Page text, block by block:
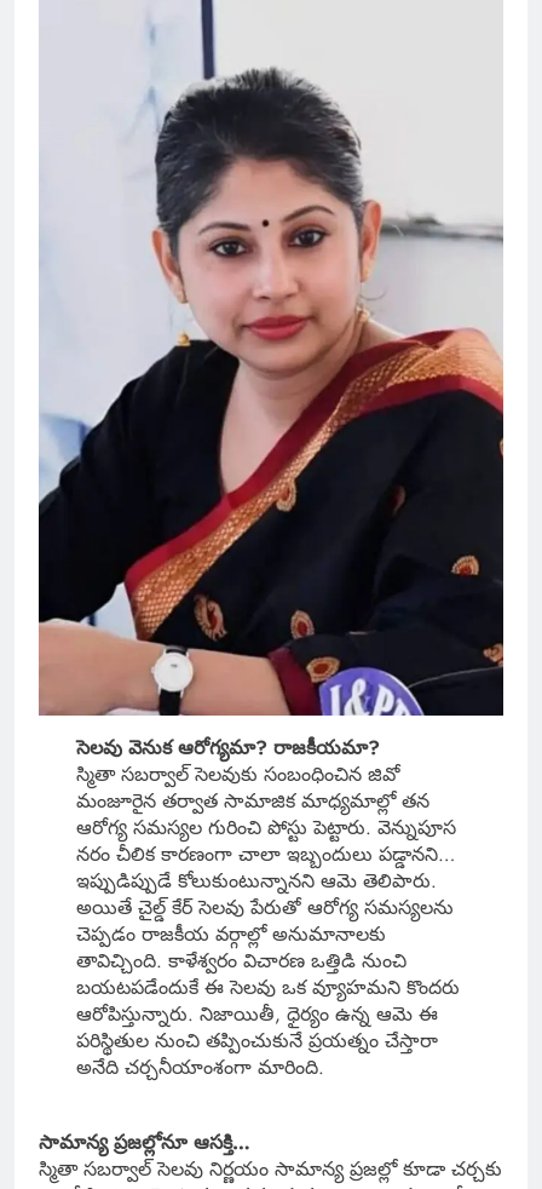
సెలవు వెనుక ఆరోగ్యమా? రాజకీయమా?
స్మితా సబర్వాల్ సెలవుకు సంబంధించిన జివో
మంజూరైన తర్వాత సామాజిక మాధ్యమాల్లో తన
ఆరోగ్య సమస్యల గురించి పోస్టు పెట్టారు. వెన్నుపూస
నరం చీలిక కారణంగా చాలా ఇబ్బందులు పడ్డానని…
ఇప్పుడిప్పుడే కోలుకుంటున్నానని ఆమె తెలిపారు.
అయితే చైల్డ్ కేర్ సెలవు పేరుతో ఆరోగ్య సమస్యలను
చెప్పడం రాజకీయ వర్గాల్లో అనుమానాలకు
తావిచ్చింది. కాళేశ్వరం విచారణ ఒత్తిడి నుంచి
బయటపడేందుకే ఈ సెలవు ఒక వ్యూహమని కొందరు
ఆరోపిస్తున్నారు. నిజాయితీ, ధైర్యం ఉన్న ఆమె ఈ
పరిస్థితుల నుంచి తప్పించుకునే ప్రయత్నం చేస్తారా
అనేది చర్చనీయాంశంగా మారింది.
సామాన్య ప్రజల్లోనూ ఆసక్తి…
స్మితా సబర్వాల్ సెలవు నిర్ణయం సామాన్య ప్రజల్లో కూడా చర్చకు